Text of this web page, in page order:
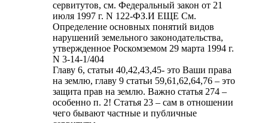
сервитутов, см. Федеральный закон от 21
июля 1997 г. N 122-ФЗ.И ЕЩЕ См.
Определение основных понятий видов
нарушений земельного законодательства,
утвержденное Роскомземом 29 марта 1994 г.
N 3-14-1/404
Главу 6, статьи 40,42,43,45- это Ваши права
на землю, главу 9 статьи 59,61,62,64,76 – это
защита прав на землю. Важно статья 274 –
особенно п. 2! Статья 23 – сам в отношении
чего бывают частные и публичные